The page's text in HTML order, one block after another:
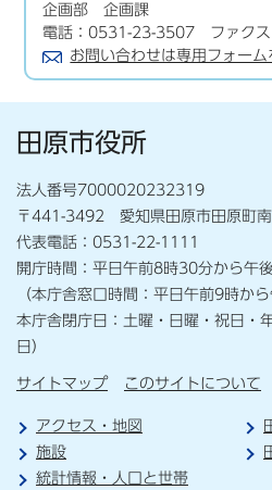
企画部 企画課
電話：0531-23-3507 ファク
お問い合わせは専用フォーム
田原市役所
法人番号7000020232319
〒441-3492 愛知県田原市田原町南
代表電話：0531-22-1111
開庁時間：平日午前8時30分から午
（本庁舎窓口時間：平日午前9時か
本庁舎閉庁日：土曜・日曜・祝日・
日）
サイトマップ このサイトについて
アクセス・地図
施設
統計情報・人口と世帯